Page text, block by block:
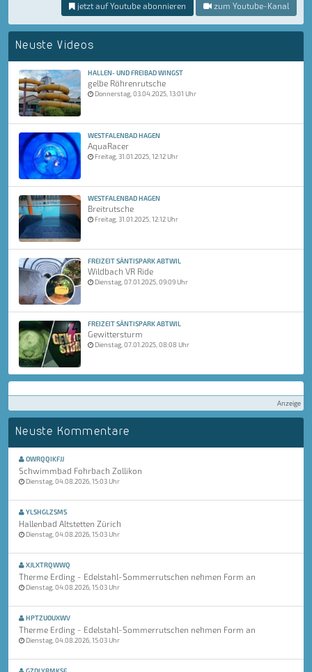
jetzt auf Youtube abonnieren zum Youtube-Kanal
Neuste Videos
HALLEN- UND FREIBAD WINGST
gelbe Röhrenrutsche
Donnerstag, 03.04.2025, 13:01 Uhr
WESTFALENBAD HAGEN
AquaRacer
Freitag, 31.01.2025, 12:12 Uhr
WESTFALENBAD HAGEN
Breitrutsche
Freitag, 31.01.2025, 12:12 Uhr
FREIZEIT SÄNTISPARK ABTWIL
Wildbach VR Ride
Dienstag, 07.01.2025, 09:09 Uhr
FREIZEIT SÄNTISPARK ABTWIL
Gewittersturm
Dienstag, 07.01.2025, 08:08 Uhr
Anzeige
Neuste Kommentare
OWRQQIKFJJ
Schwimmbad Fohrbach Zollikon
Dienstag, 04.08.2026, 15:03 Uhr
YLSHGLZSMS
Hallenbad Altstetten Zürich
Dienstag, 04.08.2026, 15:03 Uhr
XJLXTRQWWQ
Therme Erding - Edelstahl-Sommerrutschen nehmen Form an
Dienstag, 04.08.2026, 15:03 Uhr
HPTZUOUXWV
Therme Erding - Edelstahl-Sommerrutschen nehmen Form an
Dienstag, 04.08.2026, 15:03 Uhr